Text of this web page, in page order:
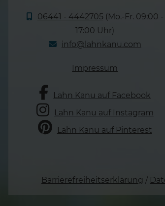
06441 - 4442705 (Mo.-Fr. 09:00 -
17:00 Uhr)
info@lahnkanu.com
Impressum
Lahn Kanu auf Facebook
Lahn Kanu auf Instagram
Lahn Kanu auf Pinterest
Barrierefreiheitserklärung /